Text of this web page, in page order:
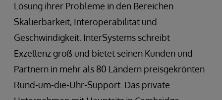
Lösung ihrer Probleme in den Bereichen
Skalierbarkeit, Interoperabilität und
Geschwindigkeit. InterSystems schreibt
Exzellenz groß und bietet seinen Kunden und
Partnern in mehr als 80 Ländern preisgekrönten
Rund-um-die-Uhr-Support. Das private